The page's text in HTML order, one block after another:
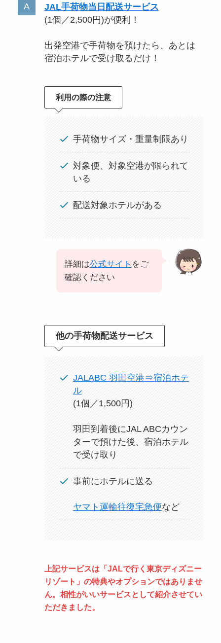
JAL手荷物当日配送サービス
(1個／2,500円)が便利！
出発空港で手荷物を預けたら、あとは
宿泊ホテルで受け取るだけ！
利用の際の注意
手荷物サイズ・重量制限あり
対象便、対象空港が限られて
いる
配送対象ホテルがある
詳細は公式サイト をご
確認ください
他の手荷物配送サービス
JALABC 羽田空港⇒宿泊ホテ
ル
(1個／1,500円)
羽田到着後にJAL ABCカウン
ターで預けた後、宿泊ホテル
で受け取り
事前にホテルに送る
ヤマト運輸往復宅急便など
上記サービスは「JALで行く東京ディズニー
リゾート」の特典やオプションではありませ
ん。相性がいいサービスとして紹介させてい
ただきました。